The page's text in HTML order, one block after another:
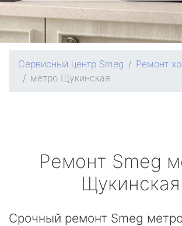
Сервисный центр Smeg
Ремонт
метро Щукинская
Ремонт Smeg
Щукинская
Срочный ремонт Smeg